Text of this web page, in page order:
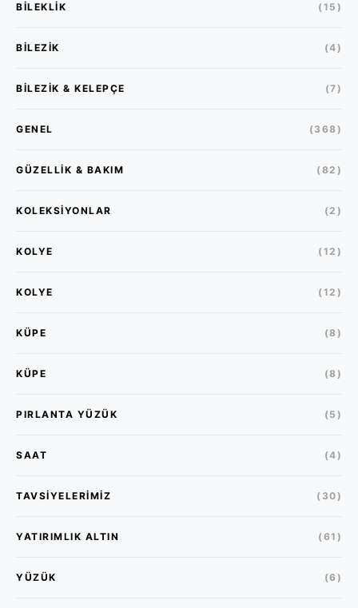
BILEKLIK (15)
BILEZIK (4)
BILEZIK & KELEPÇE (7)
GENEL (368)
GÜZELLIK & BAKIM (82)
KOLEKSIYONLAR (2)
KOLYE (12)
KOLYE (12)
KÜPE (8)
KÜPE (8)
PIRLANTA YÜZÜK (5)
SAAT (4)
TAVSIYELERIMIZ (30)
YATIRIMLIK ALTIN (61)
YÜZÜK (6)